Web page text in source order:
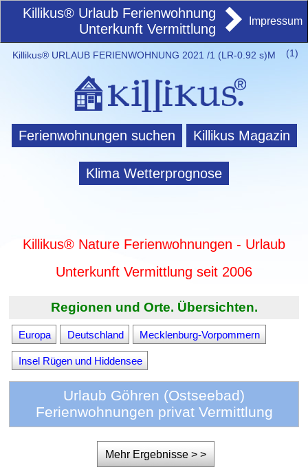
Killikus® Urlaub Ferienwohnung
Unterkunft Vermittlung
Impressum
(1)
Killikus® URLAUB FERIENWOHNUNG 2021 /1 (LR-0.92 s)M
Ferienwohnungen suchen Killikus Magazin
Klima Wetterprognose
Killikus® Nature Ferienwohnungen - Urlaub
Unterkunft Vermittlung seit 2006
Regionen und Orte. Übersichten.
Europa Deutschland Mecklenburg-Vorpommern
Insel Rügen und Hiddensee
Urlaub Göhren (Ostseebad)
Ferienwohnungen privat Vermittlung
Mehr Ergebnisse > >